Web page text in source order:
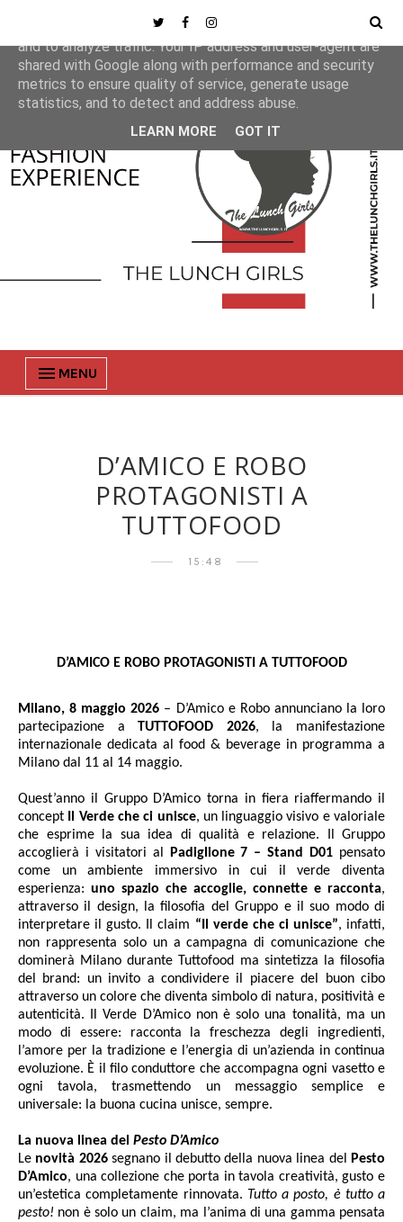
MENU
D’AMICO E ROBO
PROTAGONISTI A
TUTTOFOOD
15:48
D’AMICO E ROBO PROTAGONISTI A TUTTOFOOD
Milano, 8 maggio 2026 – D’Amico e Robo annunciano la loro
partecipazione aTUTTOFOOD 2026, la manifestazione
internazionale dedicata al food & beverage in programma a
Milano dal 11 al 14 maggio.
Quest’anno il Gruppo D’Amico torna in fiera riaffermando il
concept
Il Verde che ci unisce, un linguaggio visivo e valoriale
che esprime la sua idea di qualità e relazione. Il Gruppo
accoglierà i visitatori al
Padiglione 7 – Stand D01 pensato
come un ambiente immersivo in cui il verde diventa
esperienza: uno spazio che accoglie, connette e racconta,
attraverso il design, la filosofia del Gruppo e il suo modo di
interpretare il gusto. Il claim “Il verde che ci unisce”, infatti,
non rappresenta solo un a campagna di comunicazione che
dominerà Milano durante Tuttofood ma sintetizza la filosofia
del brand: un invito a condividere il piacere del buon cibo
attraverso un colore che diventa simbolo di natura, positività e
autenticità. Il Verde D’Amico non è solo una tonalità, ma un
modo di essere: racconta la freschezza degli ingredienti,
l’amore per la tradizione e l’energia di un’azienda in continua
evoluzione. È il filo conduttore che accompagna ogni vasetto e
ogni tavola, trasmettendo un messaggio semplice e
universale: la buona cucina unisce, sempre.
La nuova linea del Pesto D’Amico
Le novità 2026segnano il debutto della nuova linea del
Pesto
D’Amico, una collezione che porta in tavola creatività, gusto e
un’estetica completamente rinnovata. Tutto a posto, è tutto a
pesto! non è solo un claim, ma l’anima di una gamma pensata
This site uses cookies from Google to deliver its services
and to analyze traffic. Your IP address and user-agent are
shared with Google along with performance and security
metrics to ensure quality of service, generate usage
statistics, and to detect and address abuse.
LEARN MORE GOT IT